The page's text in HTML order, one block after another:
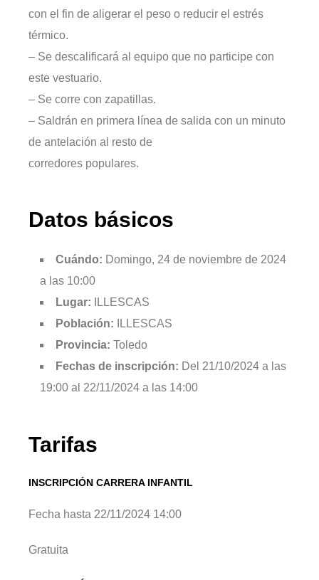
con el fin de aligerar el peso o reducir el estrés
térmico.
– Se descalificará al equipo que no participe con
este vestuario.
– Se corre con zapatillas.
– Saldrán en primera línea de salida con un minuto
de antelación al resto de
corredores populares.
Datos básicos
Cuándo: Domingo, 24 de noviembre de 2024
a las 10:00
Lugar:
ILLESCAS
Población:
ILLESCAS
Provincia: Toledo
Fechas de inscripción: Del 21/10/2024 a las
19:00 al 22/11/2024 a las 14:00
Tarifas
INSCRIPCIÓN CARRERA INFANTIL
Fecha hasta 22/11/2024 14:00
Gratuita